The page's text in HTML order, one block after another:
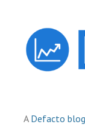
A Defacto blog